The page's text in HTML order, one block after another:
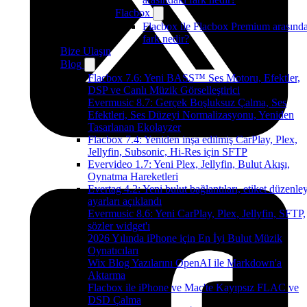
Flacbox
Flacbox ile Flacbox Premium
fark nedir?
Bize Ulaşın
Blog
Flacbox 7.6: Yeni BASS™ Ses Motoru, Efektler,
DSP ve Canlı Müzik Görselleştirici
Evermusic 8.7: Gerçek Boşluksuz Çalma, Ses
Efektleri, Ses Düzeyi Normalizasyonu, Yeniden
Tasarlanan Ekolayzer
Flacbox 7.4: Yeniden inşa edilmiş CarPlay, Plex,
Jellyfin, Subsonic, Hi-Res için SFTP
Evervideo 1.7: Yeni Plex, Jellyfin, Bulut Akışı,
Oynatma Hareketleri
Evertag 4.2: Yeni bulut bağlantıları, etiket
ayarları açıklandı
Evermusic 8.6: Yeni CarPlay, Plex, Jellyfin, SFTP,
sözler widget'ı
2026 Yılında iPhone için En İyi Bulut Müzik
Oynatıcıları
Wix Blog Yazılarını OpenAI ile Markdown'a
Aktarma
Flacbox ile iPhone ve Mac'te Kayıpsız FLAC ve
DSD Çalma